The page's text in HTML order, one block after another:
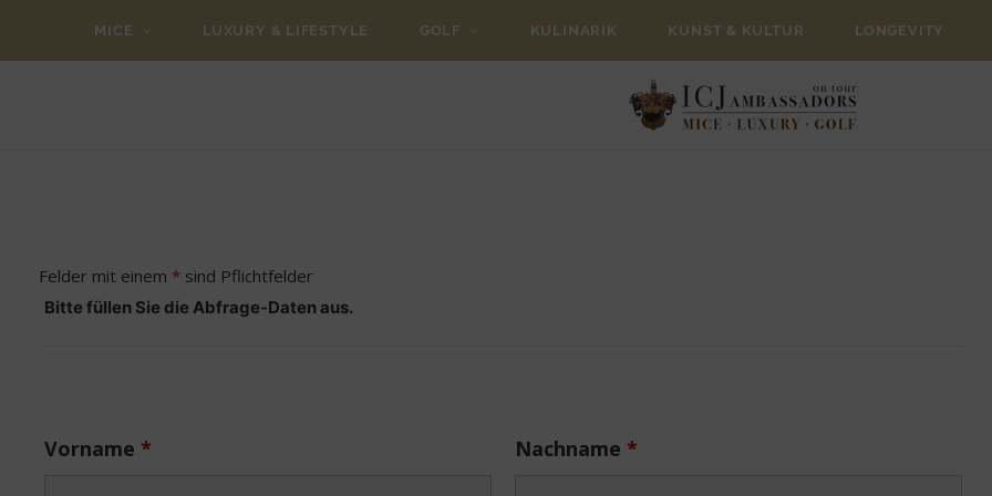
MICE LUXURY & LIFESTYLE GOLF KULINARIK KUNST & KULTUR LONGEVITY
Felder mit einem * sind Pflichtfelder
Bitte füllen Sie die Abfrage-Daten aus.
Vorname * Nachname*